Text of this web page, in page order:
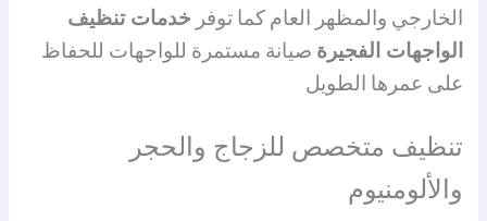
الخارجي والمظهر العام كما توفر خدمات تنظيف
الواجهات الفجيرة صيانة مستمرة للواجهات للحفاظ
على عمرها الطويل
تنظيف متخصص للزجاج والحجر
والألومنيوم